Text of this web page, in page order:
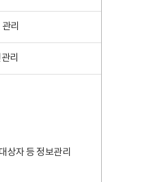
리
리
상자 등 정보관리